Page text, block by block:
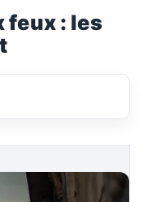
feux : les